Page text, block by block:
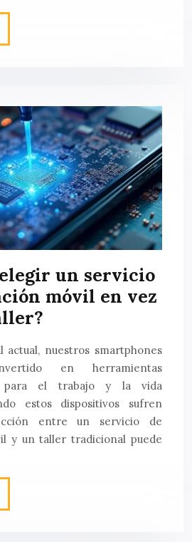
un servicio
móvil en vez
actual, nuestros smartphones
en herramientas
para el trabajo y la vida
estos dispositivos sufren
entre un servicio de
y un taller tradicional puede